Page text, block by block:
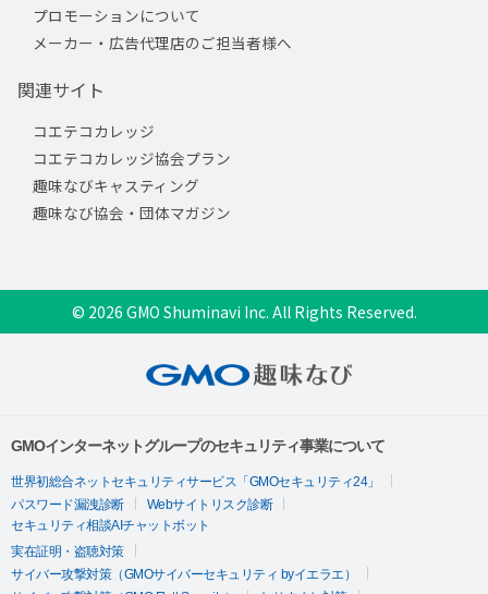
プロモーションについて
メーカー・広告代理店のご担当者様へ
関連サイト
コエテコカレッジ
コエテコカレッジ協会プラン
趣味なびキャスティング
趣味なび協会・団体マガジン
© 2026 GMO Shuminavi Inc. All Rights Reserved.